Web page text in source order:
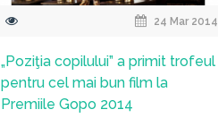
24 Mar 2014
„Poziţia copilului” a primit trofeul
pentru cel mai bun film la
Premiile Gopo 2014